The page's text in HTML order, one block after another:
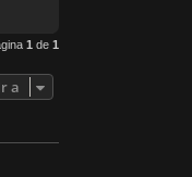
1 de 1
a